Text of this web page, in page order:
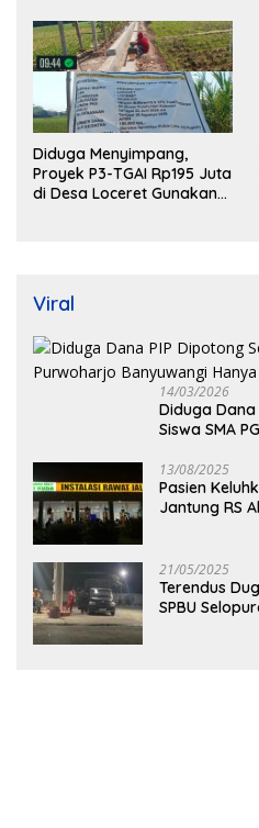
Diduga Menyimpang,
Proyek P3-TGAI Rp195 Juta
di Desa Loceret Gunakan
Viral
14/03/2026
Diduga Dana
Siswa SMA
13/08/2025
Pasien
Jantung RS
21/05/2025
Terendus
SPBU